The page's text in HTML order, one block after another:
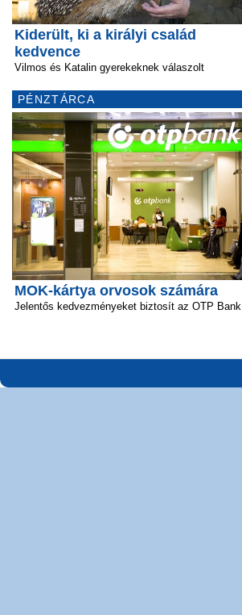
Kiderült, ki a királyi család
kedvence
Vilmos és Katalin gyerekeknek válaszolt
PÉNZTÁRCA
MOK-kártya orvosok számára
Jelentős kedvezményeket biztosít az OTP Bank